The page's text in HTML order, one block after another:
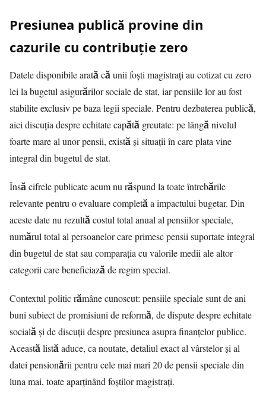
Presiunea publică provine din
cazurile cu contribuție zero
Datele disponibile arată că unii foști magistrați au cotizat cu zero
lei la bugetul asigurărilor sociale de stat, iar pensiile lor au fost
stabilite exclusiv pe baza legii speciale. Pentru dezbaterea publică,
aici discuția despre echitate capătă greutate: pe lângă nivelul
foarte mare al unor pensii, există și situații în care plata vine
integral din bugetul de stat.
Însă cifrele publicate acum nu răspund la toate întrebările
relevante pentru o evaluare completă a impactului bugetar. Din
aceste date nu rezultă costul total anual al pensiilor speciale,
numărul total al persoanelor care primesc pensii suportate integral
din bugetul de stat sau comparația cu valorile medii ale altor
categorii care beneficiază de regim special.
Contextul politic rămâne cunoscut: pensiile speciale sunt de ani
buni subiect de promisiuni de reformă, de dispute despre echitate
socială și de discuții despre presiunea asupra finanțelor publice.
Această listă aduce, ca noutate, detaliul exact al vârstelor și al
datei pensionării pentru cele mai mari 20 de pensii speciale din
luna mai, toate aparținând foștilor magistrați.